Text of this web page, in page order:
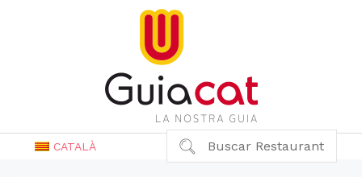
CATALÀ Buscar Restaurant